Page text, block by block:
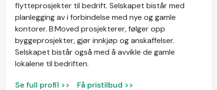
flytteprosjekter til bedrift. Selskapet bistår med
planlegging av i forbindelse med nye og gamle
kontorer. B:Moved prosjekterer, følger opp
byggeprosjekter, gjør innkjøp og anskaffelser.
Selskapet bistår også med å avvikle de gamle
lokalene til bedriften.
Se full profil >> Få pristilbud >>